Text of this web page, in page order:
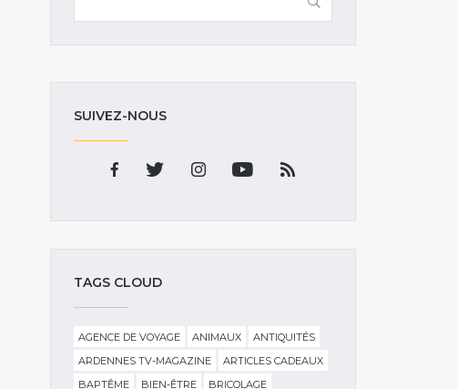
SUIVEZ-NOUS
TAGS CLOUD
AGENCE DE VOYAGE ANIMAUX
ANTIQUITÉS
ARDENNES TV-MAGAZINE
ARTICLES CADEAUX
BAPTÊME
BIEN-ÊTRE
BRICOLAGE